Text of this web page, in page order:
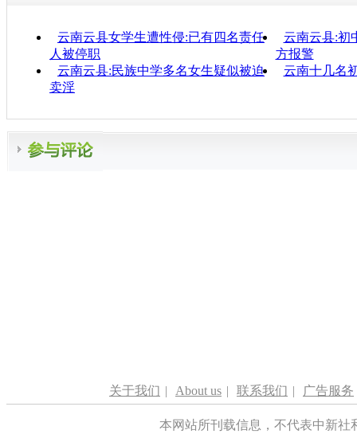
云南云县女学生遭性侵:已有四名责任
人被停职
云南云县:初
方报警
云南云县:民族中学多名女生疑似被迫
卖淫
云南十几名
关于我们 | About us | 联系我们 | 广告服务
本网站所刊载信息，不代表中新